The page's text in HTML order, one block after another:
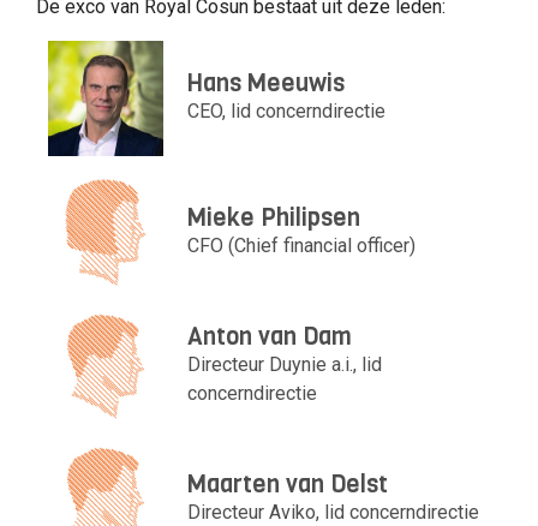
De exco van Royal Cosun bestaat uit deze leden:
Hans Meeuwis
CEO, lid concerndirectie
Mieke Philipsen
CFO (Chief financial officer)
Anton van Dam
Directeur Duynie a.i., lid
concerndirectie
Maarten van Delst
Directeur Aviko, lid concerndirectie